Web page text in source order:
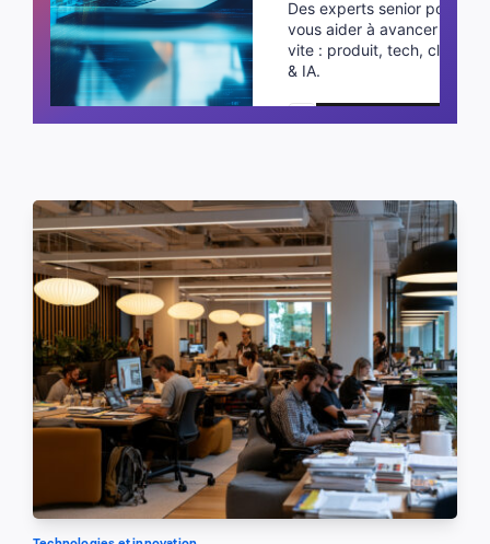
Des experts senior pour
vous aider à avancer plus
vite : produit, tech, cloud
& IA.
Planifier un appel